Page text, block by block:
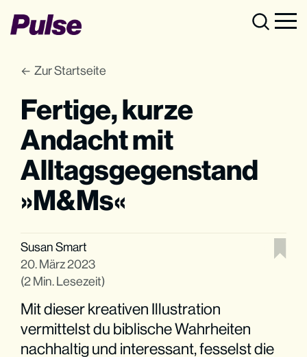
Zur Startseite
Fertige, kurze
Andacht mit
Alltagsgegenstand
»M&Ms«
Susan Smart
20. März 2023
(2 Min. Lesezeit)
Mit dieser kreativen Illustration
vermittelst du biblische Wahrheiten
nachhaltig und interessant, fesselst die